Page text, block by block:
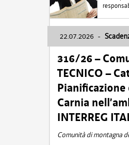
22.07.2026 -
316/26 –
TECNICO –
Carnia
INTERREG
Comunità di montagna